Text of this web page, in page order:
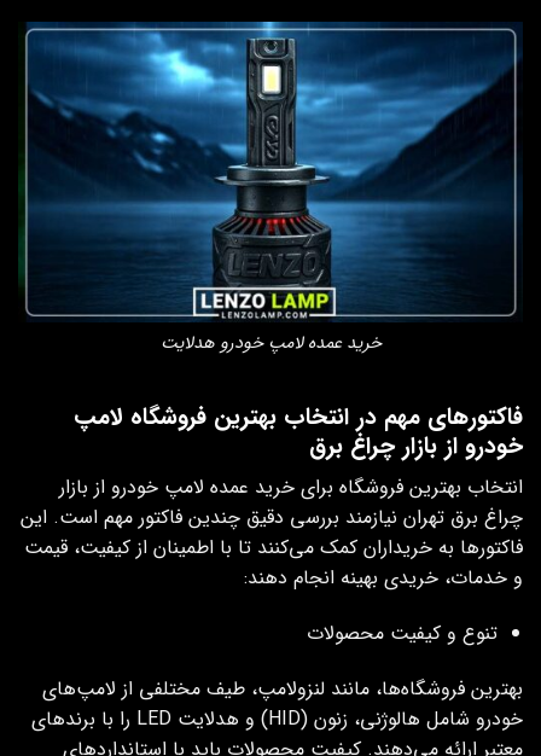
خرید عمده لامپ خودرو هدلایت
فاکتورهای مهم در انتخاب بهترین فروشگاه لامپ
خودرو از بازار چراغ برق
انتخاب بهترین فروشگاه برای خرید عمده لامپ خودرو از بازار
چراغ برق تهران نیازمند بررسی دقیق چندین فاکتور مهم است. این
فاکتورها به خریداران کمک می‌کنند تا با اطمینان از کیفیت، قیمت
و خدمات، خریدی بهینه انجام دهند:
تنوع و کیفیت محصولات
بهترین فروشگاه‌ها، مانند لنزولامپ، طیف مختلفی از لامپ‌های
خودرو شامل هالوژنی، زنون (HID) و هدلایت LED را با برندهای
معتبر ارائه می‌دهند. کیفیت محصولات باید با استانداردهای